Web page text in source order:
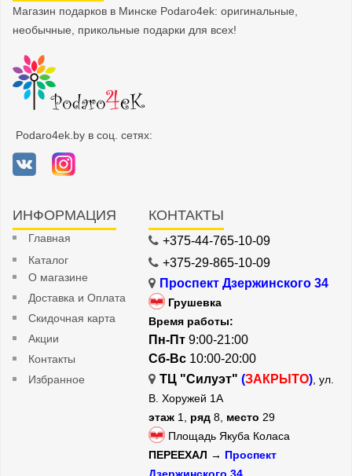
Магазин подарков в Минске Podaro4ek: оригинальные,
необычные, прикольные подарки для всех!
Podaro4ek.by в соц. сетях:
ИНФОРМАЦИЯ
Главная
Каталог
О магазине
Доставка и Оплата
Скидочная карта
Акции
Контакты
Избранное
КОНТАКТЫ
+375-44-765-10-09
+375-29-865-10-09
Проспект Дзержинского 34
Грушевка
Время работы:
Пн-Пт 9:00-21:00
Сб-Вс 10:00-20:00
ТЦ "Силуэт" (ЗАКРЫТО) , ул.
В. Хоружей 1А
этаж 1, ряд 8, место 29
Площадь Якуба Коласа
ПЕРЕЕХАЛ → Проспект
Дзержинского 34